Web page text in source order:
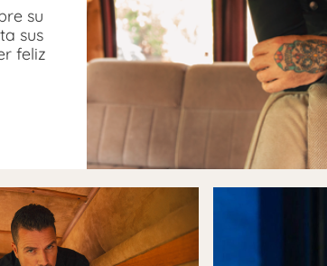
su
sus
feliz